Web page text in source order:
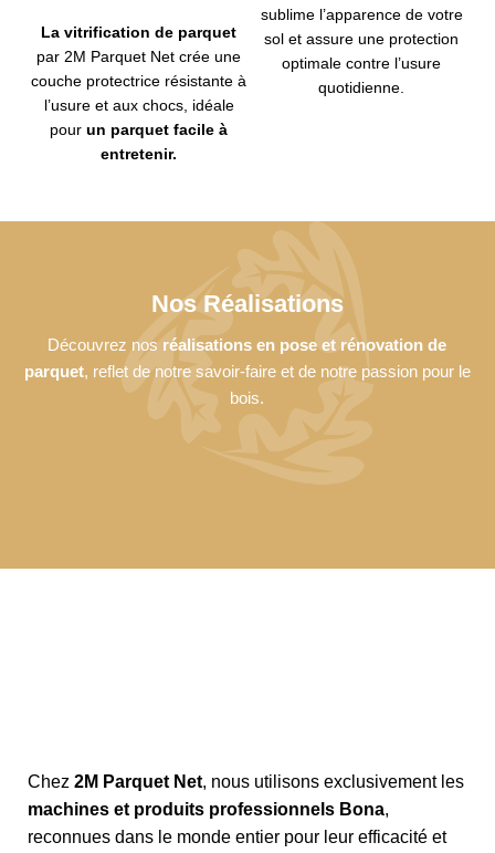
La vitrification de parquet
par 2M Parquet Net crée une
couche protectrice résistante à
l’usure et aux chocs, idéale
pourun parquet facile à
entretenir.
sublime l’apparence de votre
sol et assure une protection
optimale contre l’usure
quotidienne.
Nos Réalisations
Découvrez nos réalisations en pose et rénovation de
parquet, reflet de notre savoir-faire et de notre passion pour le
bois.
Chez 2M Parquet Net, nous utilisons exclusivement les
machines et produits professionnels Bona,
reconnues dans le monde entier pour leur efficacité et